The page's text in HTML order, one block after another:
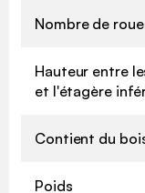
Nombre de
Hauteur entre
et l'étagère
Contient du
Poids